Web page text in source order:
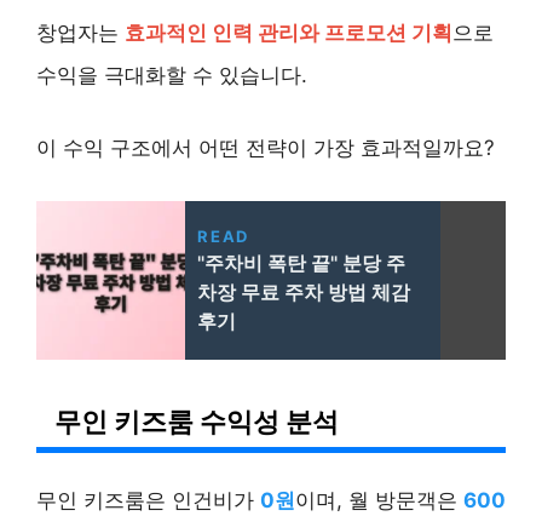
창업자는 효과적인 인력 관리와 프로모션 기획 으로
수익을 극대화할 수 있습니다.
이 수익 구조에서 어떤 전략이 가장 효과적일까요?
READ
"주차비 폭탄 끝" 분당 주
차장 무료 주차 방법 체감
후기
무인 키즈룸 수익성 분석
무인 키즈룸은 인건비가 0원이며, 월 방문객은 600